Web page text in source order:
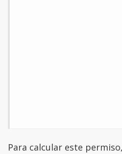
Para calcular este